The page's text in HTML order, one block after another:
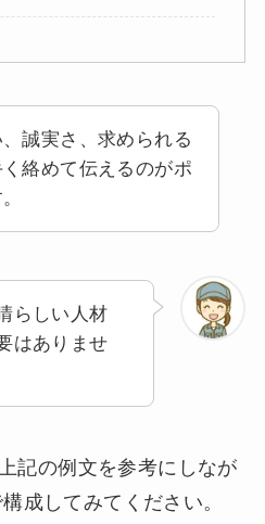
誠実さ、求められる
絡めて伝えるのがポ
らしい人材
はありませ
記の例文を参考にしなが
成してみてください。